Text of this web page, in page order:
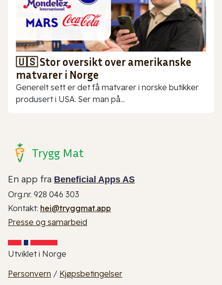
🇺🇸 Stor oversikt over amerikanske
matvarer i Norge
Generelt sett er det få matvarer i norske butikker
produsert i USA. Ser man på...
Trygg Mat
En app fra Beneficial Apps AS
Org.nr. 928 046 303
Kontakt: hei@tryggmat.app
Presse og samarbeid
Utviklet i Norge
Personvern / Kjøpsbetingelser